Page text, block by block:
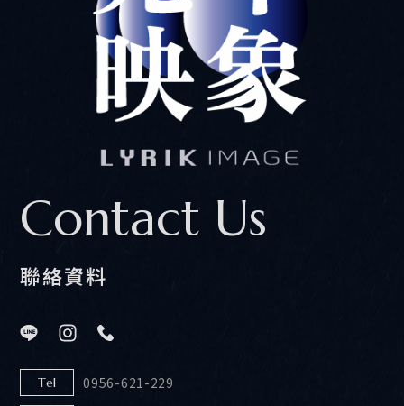
Contact Us
聯絡資料
Tel 0956-621-229